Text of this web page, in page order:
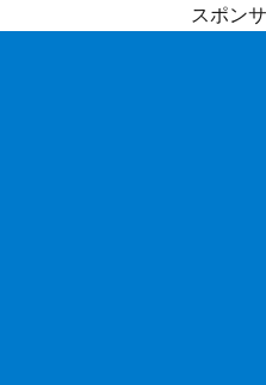
スポン